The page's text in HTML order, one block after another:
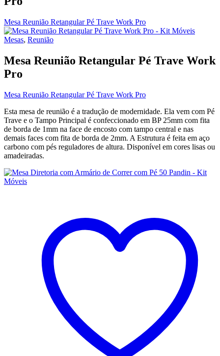
Mesa Reunião Retangular Pé Trave Work Pro
Mesas, Reunião
Mesa Reunião Retangular Pé Trave Work
Pro
Mesa Reunião Retangular Pé Trave Work Pro
Esta mesa de reunião é a tradução de modernidade. Ela vem com Pé
Trave e o Tampo Principal é confeccionado em BP 25mm com fita
de borda de 1mm na face de encosto com tampo central e nas
demais faces com fita de borda de 2mm. A Estrutura é feita em aço
carbono com pés reguladores de altura. Disponível em cores lisas ou
amadeiradas.